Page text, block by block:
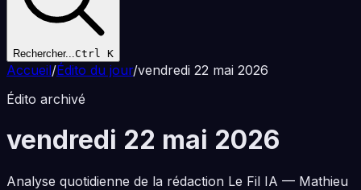
Rechercher...Ctrl K
Accueil/Édito du jour/vendredi 22 mai 2026
Édito archivé
vendredi 22 mai 2026
Analyse quotidienne de la rédaction Le Fil IA — Mathieu